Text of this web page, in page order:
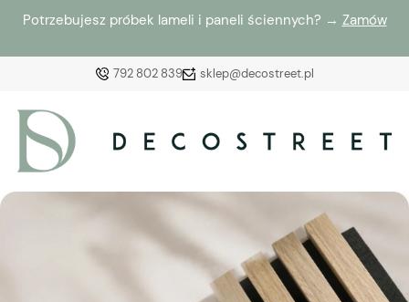
Potrzebujesz próbek lameli i paneli ściennych? → Zamów
792 802 839 sklep@decostreet.pl
Załóż konto